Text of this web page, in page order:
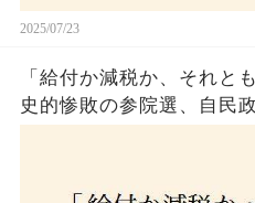
2025/07/23
「給付か減税か、それ
史的惨敗の参院選、自民